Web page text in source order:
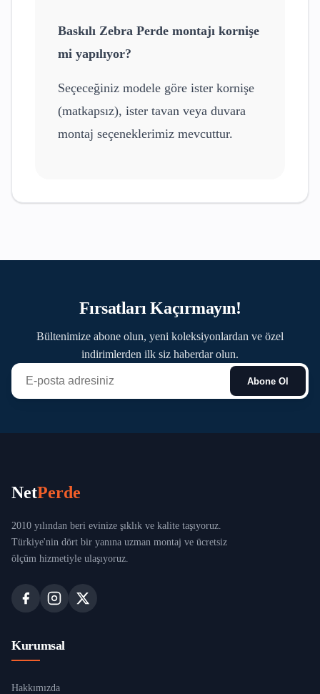
Baskılı Zebra Perde montajı kornişe
mi yapılıyor?
Seçeceğiniz modele göre ister kornişe
(matkapsız), ister tavan veya duvara
montaj seçeneklerimiz mevcuttur.
Fırsatları Kaçırmayın!
Bültenimize abone olun, yeni koleksiyonlardan ve özel
indirimlerden ilk siz haberdar olun.
Abone Ol
NetPerde
2010 yılından beri evinize şıklık ve kalite taşıyoruz.
Türkiye'nin dört bir yanına uzman montaj ve ücretsiz
ölçüm hizmetiyle ulaşıyoruz.
Kurumsal
Hakkımızda